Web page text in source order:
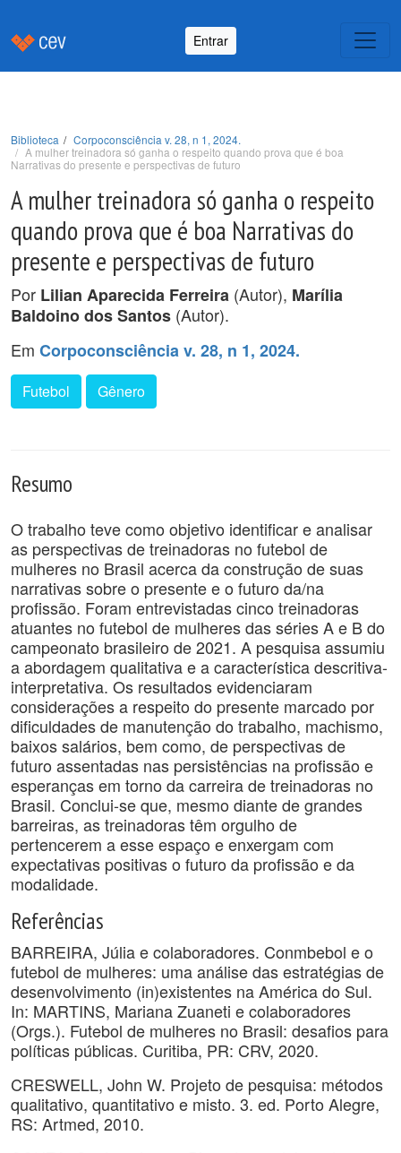
Entrar
Biblioteca
Corpoconsciência v. 28, n 1, 2024.
A mulher treinadora só ganha o respeito quando prova que é boa
Narrativas do presente e perspectivas de futuro
A mulher treinadora só ganha o respeito
quando prova que é boa Narrativas do
presente e perspectivas de futuro
Por Lilian Aparecida Ferreira (Autor), Marília
Baldoino dos Santos (Autor).
Em Corpoconsciência v. 28, n 1, 2024.
Futebol Gênero
Resumo
O trabalho teve como objetivo identificar e analisar
as perspectivas de treinadoras no futebol de
mulheres no Brasil acerca da construção de suas
narrativas sobre o presente e o futuro da/na
profissão. Foram entrevistadas cinco treinadoras
atuantes no futebol de mulheres das séries A e B do
campeonato brasileiro de 2021. A pesquisa assumiu
a abordagem qualitativa e a característica descritiva-
interpretativa. Os resultados evidenciaram
considerações a respeito do presente marcado por
dificuldades de manutenção do trabalho, machismo,
baixos salários, bem como, de perspectivas de
futuro assentadas nas persistências na profissão e
esperanças em torno da carreira de treinadoras no
Brasil. Conclui-se que, mesmo diante de grandes
barreiras, as treinadoras têm orgulho de
pertencerem a esse espaço e enxergam com
expectativas positivas o futuro da profissão e da
modalidade.
Referências
BARREIRA, Júlia e colaboradores. Conmbebol e o
futebol de mulheres: uma análise das estratégias de
desenvolvimento (in)existentes na América do Sul.
In: MARTINS, Mariana Zuaneti e colaboradores
(Orgs.). Futebol de mulheres no Brasil: desafios para
políticas públicas. Curitiba, PR: CRV, 2020.
CRESWELL, John W. Projeto de pesquisa: métodos
qualitativo, quantitativo e misto. 3. ed. Porto Alegre,
RS: Artmed, 2010.